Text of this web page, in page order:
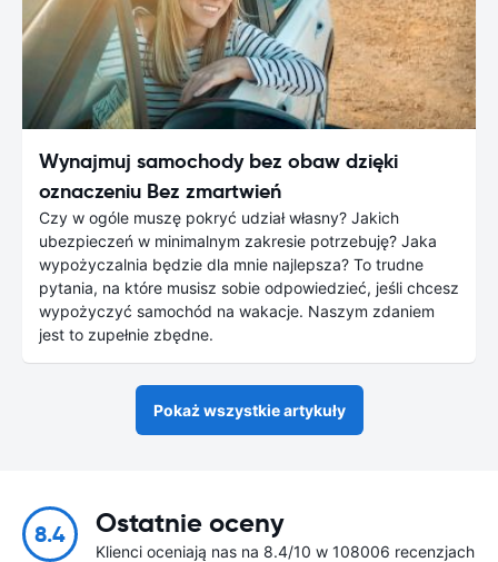
Wynajmuj samochody bez obaw dzięki
oznaczeniu Bez zmartwień
Czy w ogóle muszę pokryć udział własny? Jakich
ubezpieczeń w minimalnym zakresie potrzebuję? Jaka
wypożyczalnia będzie dla mnie najlepsza? To trudne
pytania, na które musisz sobie odpowiedzieć, jeśli chcesz
wypożyczyć samochód na wakacje. Naszym zdaniem
jest to zupełnie zbędne.
Pokaż wszystkie artykuły
8.4 Ostatnie oceny
Klienci oceniają nas na 8.4/10 w 108006 recenzjach